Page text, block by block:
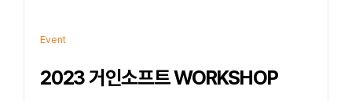
Event
2023 거인소프트 WORKSHOP